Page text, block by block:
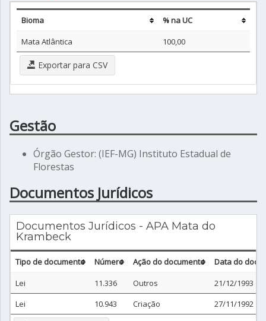
Bioma
% na UC
Mata Atlântica
100,00
Exportar para CSV
Gestão
Órgão Gestor: (IEF-MG) Instituto Estadual de
Florestas
Documentos Jurídicos
Documentos Jurídicos - APA Mata do
Krambeck
Tipo de documento Número Ação do documento
Data do
Lei
11.336 Outros
21/12/1993
Lei
10.943 Criação 27/11/1992